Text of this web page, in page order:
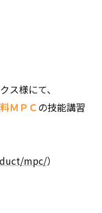
ス様にて、
ＭＰＣの技能講習
mpc/）